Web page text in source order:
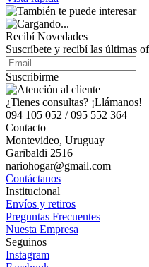
Recibí Novedades
Suscríbete y recibí las últimas
Suscribirme
¿Tienes consultas? ¡Llámanos!
094 105 052 / 095 552 364
Contacto
Montevideo, Uruguay
Garibaldi 2516
nariohogar@gmail.com
Contáctanos
Institucional
Envíos y retiros
Preguntas Frecuentes
Nuesta Empresa
Seguinos
Instagram